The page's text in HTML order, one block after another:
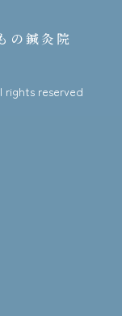
の鍼灸院
rights reserved